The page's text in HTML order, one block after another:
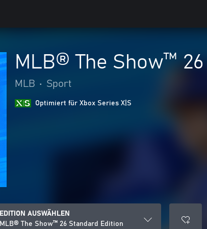
MLB® The Show™
MLB • Sport
Optimiert für Xbox Series X|S
EDITION AUSWÄHLEN
MLB® The Show™ 26 Standard Edition